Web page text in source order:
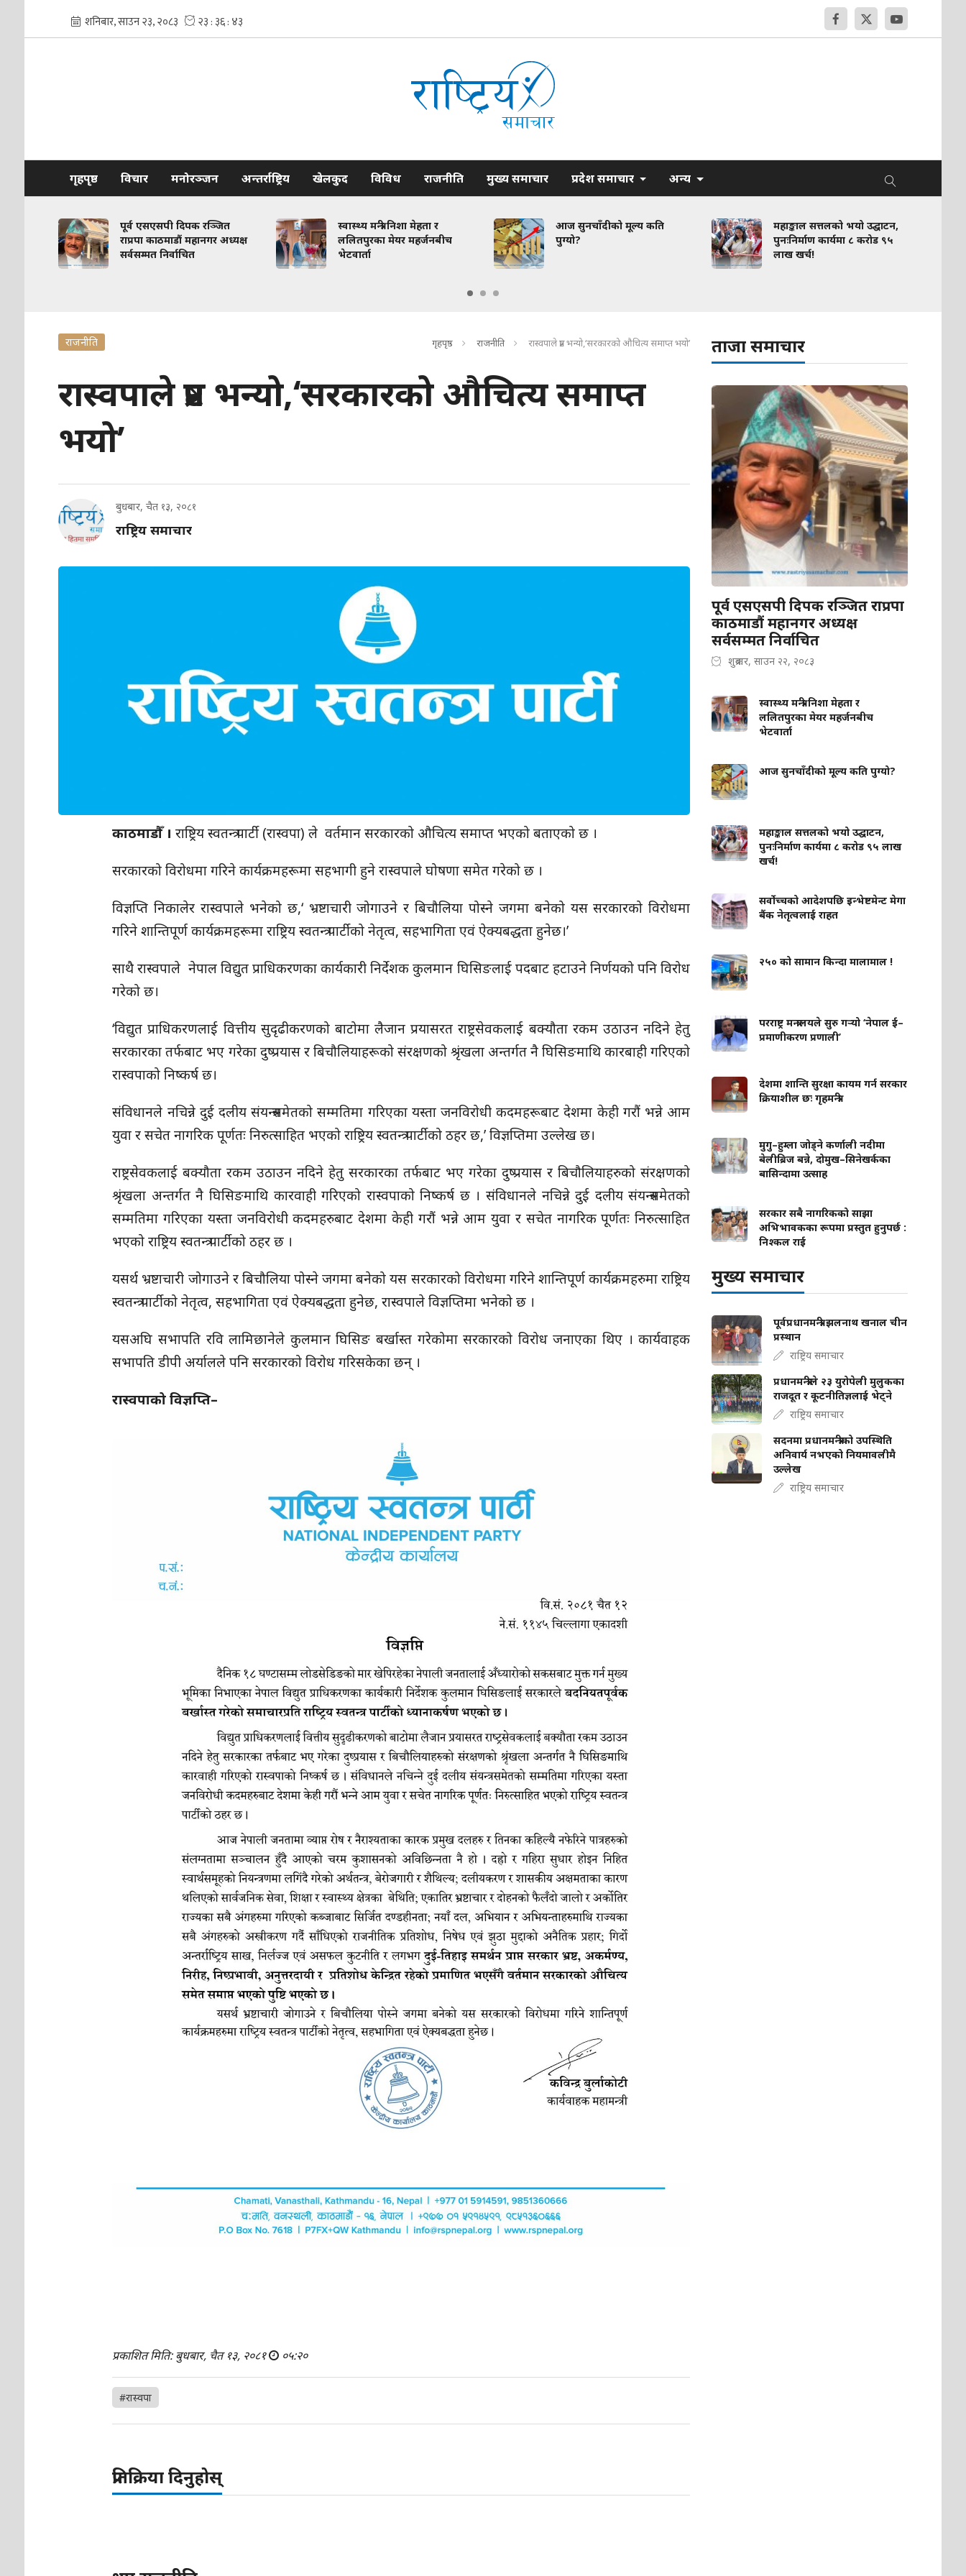
गृहपृष्ठ विचार मनोरञ्जन अन्तर्राष्ट्रिय खेलकुद विविध राजनीति मुख्य समाचार प्रदेश समाचार अन्य
पूर्व एसएसपी दिपक रञ्जित
राप्रपा काठमाडौं महानगर अध्यक्ष
सर्वसम्मत निर्वाचित
स्वास्थ्य मन्त्री निशा मेहता र
ललितपुरका मेयर महर्जनबीच
भेटवार्ता
आज सुनचाँदीको मूल्य कति
पुग्यो?
महाङ्काल सत्तलको भयो उद्घाटन,
पुनःनिर्माण कार्यमा ८ करोड ९५
लाख खर्च!
राजनीति गृहपृष्ठ राजनीति रास्वपाले प्रष्ट भन्यो,‘सरकारको औचित्य समाप्त भयो’
रास्वपाले प्रष्ट भन्यो,‘सरकारको औचित्य समाप्त
भयो’
बुधबार, चैत १३, २०८१
राष्ट्रिय समाचार
काठमाडौँ ।राष्ट्रिय स्वतन्त्र पार्टी (रास्वपा) ले वर्तमान सरकारको औचित्य समाप्त भएको बताएको छ ।
सरकारको विरोधमा गरिने कार्यक्रमहरूमा सहभागी हुने रास्वपाले घोषणा समेत गरेको छ ।
विज्ञप्ति निकालेर रास्वपाले भनेको छ,‘ भ्रष्टाचारी जोगाउने र बिचौलिया पोस्ने जगमा बनेको यस सरकारको विरोधमा
गरिने शान्तिपूर्ण कार्यक्रमहरूमा राष्ट्रिय स्वतन्त्र पार्टीको नेतृत्व, सहभागिता एवं ऐक्यबद्धता हुनेछ।’
साथै रास्वपाले नेपाल विद्युत प्राधिकरणका कार्यकारी निर्देशक कुलमान घिसिङलाई पदबाट हटाउने निर्णयको पनि विरोध
गरेको छ।
‘विद्युत प्राधिकरणलाई वित्तीय सुदृढीकरणको बाटोमा लैजान प्रयासरत राष्ट्रसेवकलाई बक्यौता रकम उठाउन नदिने हेतु
सरकारका तर्फबाट भए गरेका दुष्प्रयास र बिचौलियाहरूको संरक्षणको श्रृंखला अन्तर्गत नै घिसिङमाथि कारबाही गरिएको
रास्वपाको निष्कर्ष छ।
संविधानले नचिन्ने दुई दलीय संयन्त्रसमेतको सम्मतिमा गरिएका यस्ता जनविरोधी कदमहरूबाट देशमा केही गरौं भन्ने आम
युवा र सचेत नागरिक पूर्णतः निरुत्साहित भएको राष्ट्रिय स्वतन्त्र पार्टीको ठहर छ,’ विज्ञप्तिमा उल्लेख छ।
राष्ट्रसेवकलाई बक्यौता रकम उठाउन नदिने हेतु सरकारका तर्फबाट भए गरेका दुष्प्रयास र बिचौलियाहरुको संरक्षणको
श्रृंखला अन्तर्गत नै घिसिङमाथि कारवाही गरिएको रास्वपाको निष्कर्ष छ । संविधानले नचिन्ने दुई दलीय संयन्त्रसमेतको
सम्मतिमा गरिएका यस्ता जनविरोधी कदमहरुबाट देशमा केही गरौं भन्ने आम युवा र सचेत नागरिक पूर्णतः निरुत्साहित
भएको राष्ट्रिय स्वतन्त्र पार्टीको ठहर छ ।
यसर्थ भ्रष्टाचारी जोगाउने र बिचौलिया पोस्ने जगमा बनेको यस सरकारको विरोधमा गरिने शान्तिपूर्ण कार्यक्रमहरुमा राष्ट्रिय
स्वतन्त्र पार्टीको नेतृत्व, सहभागिता एवं ऐक्यबद्धता हुनेछ, रास्वपाले विज्ञप्तिमा भनेको छ ।
यसअघि सभापति रवि लामिछानेले कुलमान घिसिङ बर्खास्त गरेकोमा सरकारको विरोध जनाएका थिए । कार्यवाहक
सभापति डीपी अर्यालले पनि सरकारको विरोध गरिसकेका छन् ।
रास्वपाको विज्ञप्ति–
प्रकाशित मिति: बुधबार, चैत १३, २०८१ ०५:२०
#रास्वपा
प्रतिक्रिया दिनुहोस्
ताजा समाचार
पूर्व एसएसपी दिपक रञ्जित राप्रपा
काठमाडौं महानगर अध्यक्ष
सर्वसम्मत निर्वाचित
शुक्रबार, साउन २२, २०८३
स्वास्थ्य मन्त्री निशा मेहता र
ललितपुरका मेयर महर्जनबीच
भेटवार्ता
आज सुनचाँदीको मूल्य कति पुग्यो?
महाङ्काल सत्तलको भयो उद्घाटन,
पुनःनिर्माण कार्यमा ८ करोड ९५ लाख
खर्च!
सर्वोच्चको आदेशपछि इन्भेष्टमेन्ट मेगा
बैंक नेतृत्वलाई राहत
२५० को सामान किन्दा मालामाल !
परराष्ट्र मन्त्रालयले सुरु गर्‍यो ‘नेपाल ई–
प्रमाणीकरण प्रणाली’
देशमा शान्ति सुरक्षा कायम गर्न सरकार
क्रियाशील छः गृहमन्त्री
मुगु–हुम्ला जोड्ने कर्णाली नदीमा
बेलीब्रिज बन्ने, दोमुख–सिनेखर्कका
बासिन्दामा उत्साह
सरकार सबै नागरिकको साझा
अभिभावकका रूपमा प्रस्तुत हुनुपर्छ :
निश्कल राई
मुख्य समाचार
पूर्वप्रधानमन्त्री झलनाथ खनाल चीन
प्रस्थान
राष्ट्रिय समाचार
प्रधानमन्त्रीले २३ युरोपेली मुलुकका
राजदूत र कूटनीतिज्ञलाई भेट्ने
राष्ट्रिय समाचार
सदनमा प्रधानमन्त्रीको उपस्थिति
अनिवार्य नभएको नियमावलीमै
उल्लेख
राष्ट्रिय समाचार